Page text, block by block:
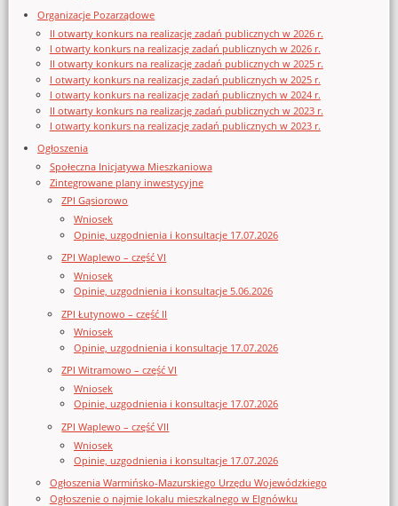
Organizacje Pozarządowe
II otwarty konkurs na realizację zadań publicznych w 2026 r.
I otwarty konkurs na realizację zadań publicznych w 2026 r.
II otwarty konkurs na realizację zadań publicznych w 2025 r.
I otwarty konkurs na realizację zadań publicznych w 2025 r.
I otwarty konkurs na realizację zadań publicznych w 2024 r.
II otwarty konkurs na realizację zadań publicznych w 2023 r.
I otwarty konkurs na realizację zadań publicznych w 2023 r.
Ogłoszenia
Społeczna Inicjatywa Mieszkaniowa
Zintegrowane plany inwestycyjne
ZPI Gąsiorowo
Wniosek
Opinie, uzgodnienia i konsultacje 17.07.2026
ZPI Waplewo – część VI
Wniosek
Opinie, uzgodnienia i konsultacje 5.06.2026
ZPI Łutynowo – część II
Wniosek
Opinie, uzgodnienia i konsultacje 17.07.2026
ZPI Witramowo – część VI
Wniosek
Opinie, uzgodnienia i konsultacje 17.07.2026
ZPI Waplewo – część VII
Wniosek
Opinie, uzgodnienia i konsultacje 17.07.2026
Ogłoszenia Warmińsko-Mazurskiego Urzędu Wojewódzkiego
Ogłoszenie o najmie lokalu mieszkalnego w Elgnówku